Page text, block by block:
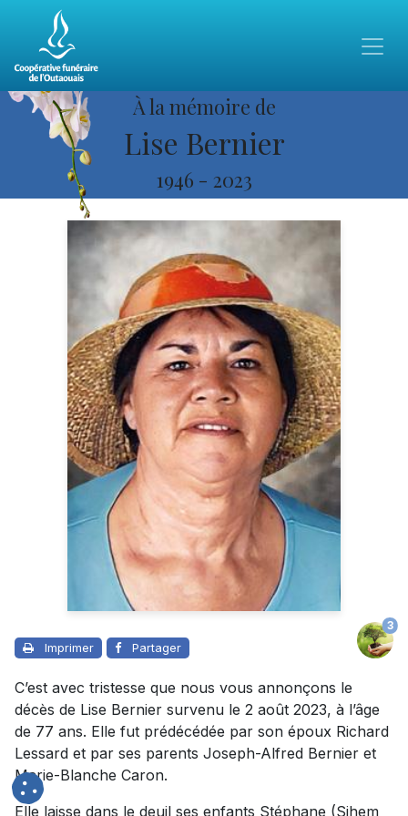
À la mémoire de
Lise Bernier
1946 - 2023
Imprimer Partager
3
C’est avec tristesse que nous vous annonçons le
décès de Lise Bernier survenu le 2 août 2023, à l’âge
de 77 ans. Elle fut prédécédée par son époux Richard
Lessard et par ses parents Joseph-Alfred Bernier et
Marie-Blanche Caron.
Elle laisse dans le deuil ses enfants Stéphane (Sihem